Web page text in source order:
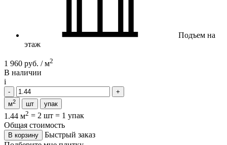
Подъем на
этаж
1 960 руб. / м2
В наличии
i
м2 шт упак
1.44 м2 = 2 шт = 1 упак
Общая стоимость
В корзину
Быстрый заказ